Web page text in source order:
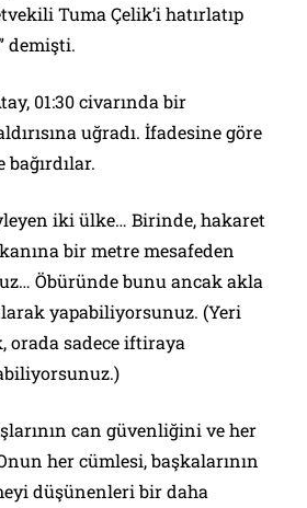
Tuma Çelik’i hatırlatıp
demişti.
01:30 civarında bir
uğradı. İfadesine göre
iki ülke… Birinde, hakaret
bir metre mesafeden
Öbüründe bunu ancak akla
yapabiliyorsunuz. (Yeri
orada sadece iftiraya
can güvenliğini ve her
her cümlesi, başkalarının
düşünenleri bir daha